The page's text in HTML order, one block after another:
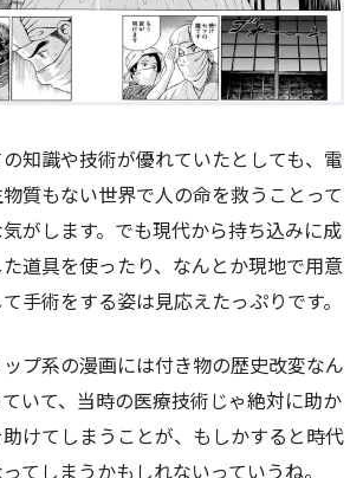
知識や技術が優れていたとしても、電
質もない世界で人の命を救うことって
がします。でも現代から持ち込みに成
道具を使ったり、なんとか現地で用意
手術をする姿は見応えたっぷりです。
プ系の漫画には付き物の歴史改変なん
いて、当時の医療技術じゃ絶対に助か
けてしまうことが、もしかすると時代
てしまうかもしれないっていうね。